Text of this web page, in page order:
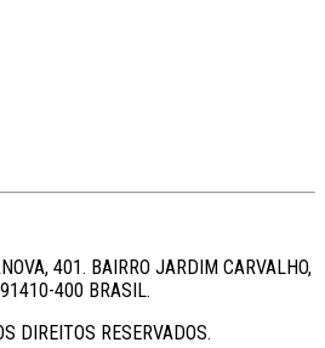
401. BAIRRO JARDIM CARVALHO,
91410-400 BRASIL.
DIREITOS RESERVADOS.